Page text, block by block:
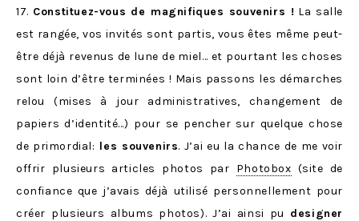
17. Constituez-vous de magnifiques souvenirs ! La salle
est rangée, vos invités sont partis, vous êtes même peut-
être déjà revenus de lune de miel… et pourtant les choses
sont loin d’être terminées ! Mais passons les démarches
relou (mises à jour administratives, changement de
papiers d’identité…) pour se pencher sur quelque chose
de primordial: les souvenirs. J’ai eu la chance de me voir
offrir plusieurs articles photos par Photobox (site de
confiance que j’avais déjà utilisé personnellement pour
créer plusieurs albums photos). J’ai ainsi pu designer